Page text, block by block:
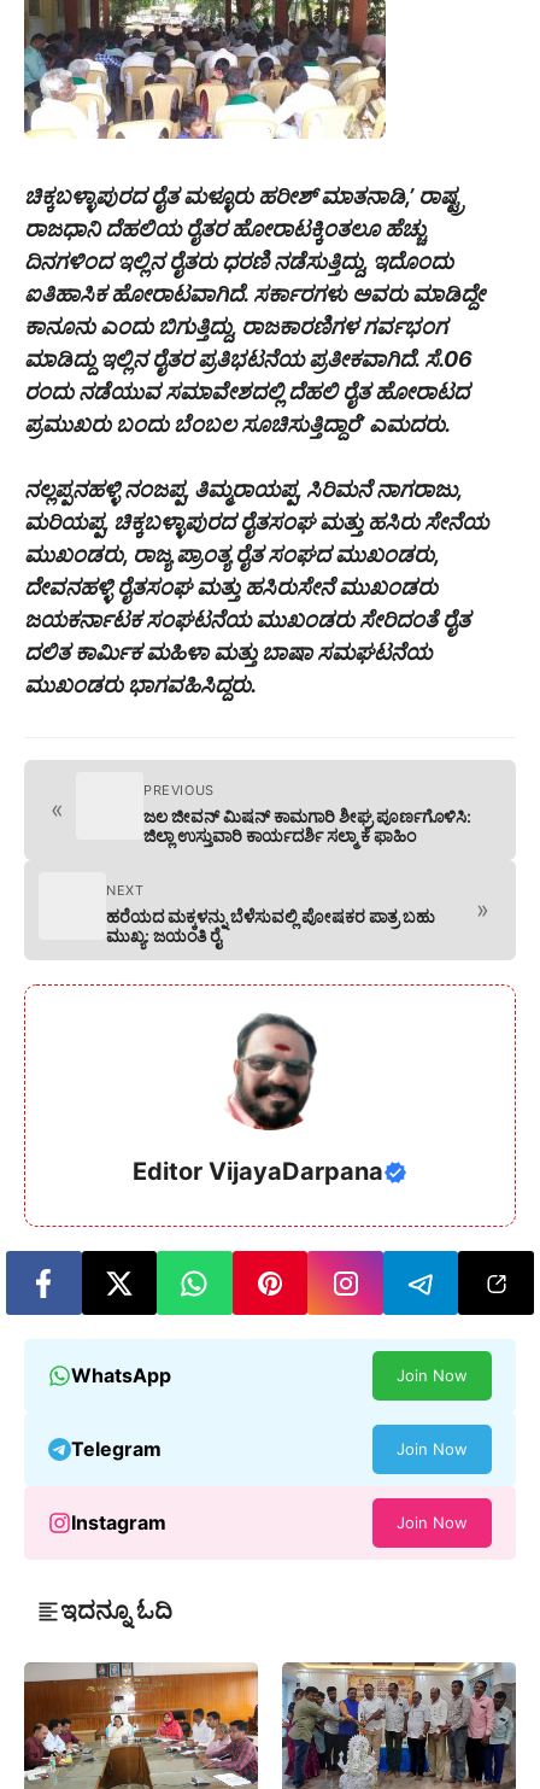
ಚಿಕ್ಕಬಳ್ಳಾಪುರದ ರೈತ ಮಳ್ಳೂರು ಹರೀಶ್ ಮಾತನಾಡಿ,’ ರಾಷ್ಟ್ರ
ರಾಜಧಾನಿ ದೆಹಲಿಯ ರೈತರ ಹೋರಾಟಕ್ಕಿಂತಲೂ ಹೆಚ್ಚು
ದಿನಗಳಿಂದ ಇಲ್ಲಿನ ರೈತರು ಧರಣಿ ನಡೆಸುತ್ತಿದ್ದು, ಇದೊಂದು
ಐತಿಹಾಸಿಕ ಹೋರಾಟವಾಗಿದೆ. ಸರ್ಕಾರಗಳು ಅವರು ಮಾಡಿದ್ದೇ
ಕಾನೂನು ಎಂದು ಬಿಗುತ್ತಿದ್ದು, ರಾಜಕಾರಣಿಗಳ ಗರ್ವಭಂಗ
ಮಾಡಿದ್ದು ಇಲ್ಲಿನ ರೈತರ ಪ್ರತಿಭಟನೆಯ ಪ್ರತೀಕವಾಗಿದೆ. ಸೆ.06
ರಂದು ನಡೆಯುವ ಸಮಾವೇಶದಲ್ಲಿ ದೆಹಲಿ ರೈತ ಹೋರಾಟದ
ಪ್ರಮುಖರು ಬಂದು ಬೆಂಬಲ ಸೂಚಿಸುತ್ತಿದ್ದಾರೆ’ ಎಮದರು.
ನಲ್ಲಪ್ಪನಹಳ್ಳಿ ನಂಜಪ್ಪ, ತಿಮ್ಮರಾಯಪ್ಪ, ಸಿರಿಮನೆ ನಾಗರಾಜು,
ಮರಿಯಪ್ಪ, ಚಿಕ್ಕಬಳ್ಳಾಪುರದ ರೈತಸಂಘ ಮತ್ತು ಹಸಿರು ಸೇನೆಯ
ಮುಖಂಡರು, ರಾಜ್ಯ ಪ್ರಾಂತ್ಯ ರೈತ ಸಂಘದ ಮುಖಂಡರು,
ದೇವನಹಳ್ಳಿ ರೈತಸಂಘ ಮತ್ತು ಹಸಿರುಸೇನೆ ಮುಖಂಡರು
ಜಯಕರ್ನಾಟಕ ಸಂಘಟನೆಯ ಮುಖಂಡರು ಸೇರಿದಂತೆ ರೈತ
ದಲಿತ ಕಾರ್ಮಿಕ ಮಹಿಳಾ ಮತ್ತು ಬಾಷಾ ಸಮಘಟನೆಯ
ಮುಖಂಡರು ಭಾಗವಹಿಸಿದ್ದರು.
«
PREVIOUS
ಜಲ ಜೀವನ್ ಮಿಷನ್ ಕಾಮಗಾರಿ ಶೀಘ್ರ ಪೂರ್ಣಗೊಳಿಸಿ:
ಜಿಲ್ಲಾ ಉಸ್ತುವಾರಿ ಕಾರ್ಯದರ್ಶಿ ಸಲ್ಮಾ ಕೆ ಫಾಹಿಂ
NEXT
ಹರೆಯದ ಮಕ್ಕಳನ್ನು ಬೆಳೆಸುವಲ್ಲಿ ಪೋಷಕರ ಪಾತ್ರ ಬಹು
ಮುಖ್ಯ: ಜಯಂತಿ ರೈ
»
Editor VijayaDarpana
WhatsApp Join Now
Telegram Join Now
Instagram Join Now
ಇದನ್ನೂ ಓದಿ